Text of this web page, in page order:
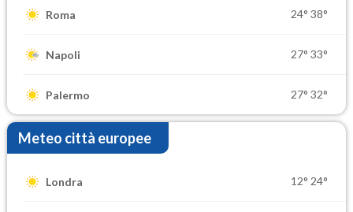
Roma 24° 38°
Napoli 27° 33°
Palermo 27° 32°
Meteo città europee
Londra 12° 24°